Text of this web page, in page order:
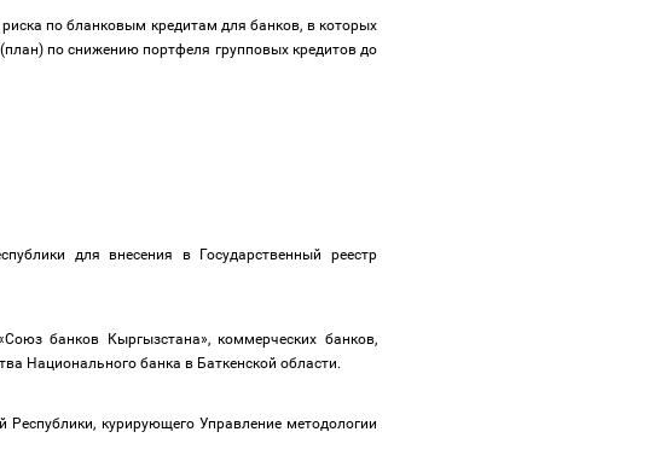
по бланковым кредитам для банков, в которых
по снижению портфеля групповых кредитов до
для внесения в Государственный реестр
банков Кыргызстана», коммерческих банков,
Национального банка в Баткенской области.
Республики, курирующего Управление методологии